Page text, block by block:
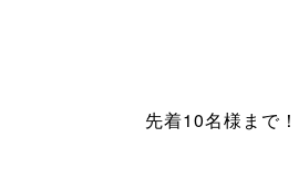
先着10名様まで！